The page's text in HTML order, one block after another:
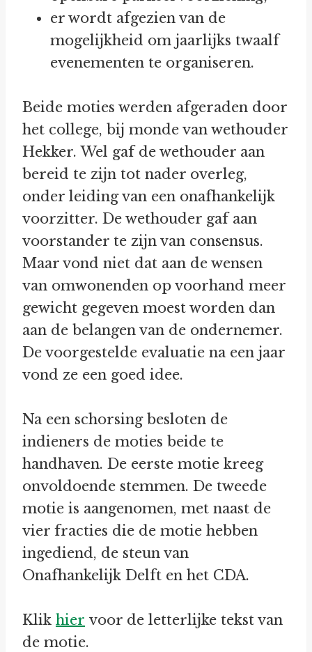
er wordt afgezien van de
mogelijkheid om jaarlijks twaalf
evenementen te organiseren.
Beide moties werden afgeraden door
het college, bij monde van wethouder
Hekker. Wel gaf de wethouder aan
bereid te zijn tot nader overleg,
onder leiding van een onafhankelijk
voorzitter. De wethouder gaf aan
voorstander te zijn van consensus.
Maar vond niet dat aan de wensen
van omwonenden op voorhand meer
gewicht gegeven moest worden dan
aan de belangen van de ondernemer.
De voorgestelde evaluatie na een jaar
vond ze een goed idee.
Na een schorsing besloten de
indieners de moties beide te
handhaven. De eerste motie kreeg
onvoldoende stemmen. De tweede
motie is aangenomen, met naast de
vier fracties die de motie hebben
ingediend, de steun van
Onafhankelijk Delft en het CDA.
Klik hier voor de letterlijke tekst van
de motie.